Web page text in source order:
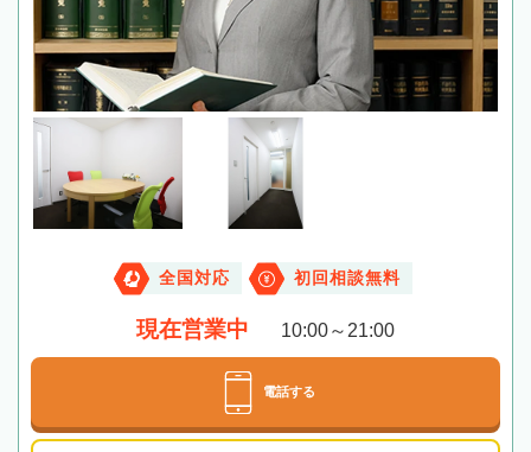
全国対応 初回相談無料
現在営業中 10:00～21:00
電話する